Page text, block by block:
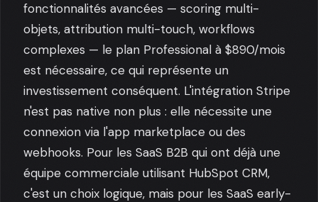
fonctionnalités avancées — scoring multi-
objets, attribution multi-touch, workflows
complexes — le plan Professional à $890/mois
est nécessaire, ce qui représente un
investissement conséquent. L'intégration Stripe
n'est pas native non plus : elle nécessite une
connexion via l'app marketplace ou des
webhooks. Pour les SaaS B2B qui ont déjà une
équipe commerciale utilisant HubSpot CRM,
c'est un choix logique, mais pour les SaaS early-